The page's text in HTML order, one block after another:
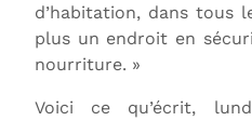
d’habitation, dans tous
plus un endroit en
nourriture. »
Voici ce qu’écrit,